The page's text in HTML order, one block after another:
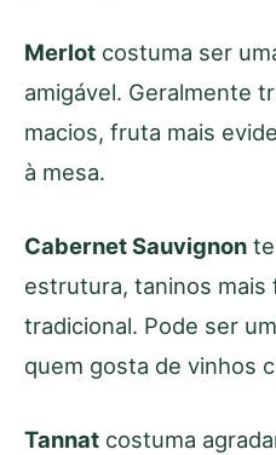
Merlot costuma ser
amigável. Geralmente
macios, fruta mais
à mesa.
Cabernet Sauvignon
estrutura, taninos mais
tradicional. Pode ser
quem gosta de vinhos
Tannat costuma